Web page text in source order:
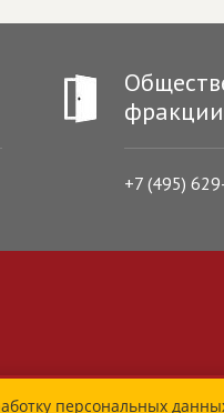
+7 (495)
персональных